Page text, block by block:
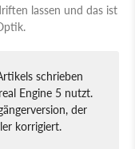
lassen und das ist
schrieben
Engine 5 nutzt.
der
korrigiert.